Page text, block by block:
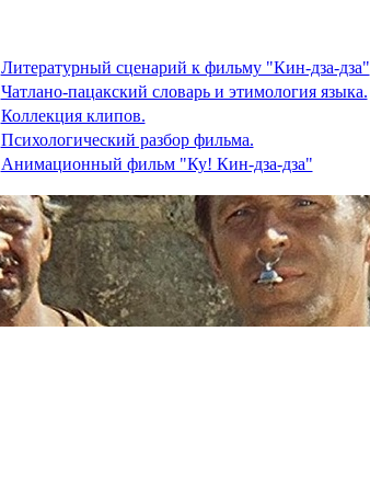
Литературный сценарий к фильму "Кин-дза-дза"
Чатлано-пацакский словарь и этимология языка.
Коллекция клипов.
Психологический разбор фильма.
Анимационный фильм "Ку! Кин-дза-дза"